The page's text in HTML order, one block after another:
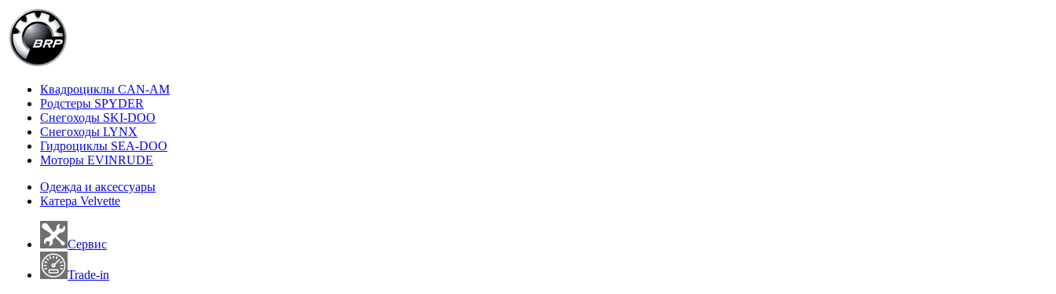
Квадроциклы CAN-AM
Родстеры SPYDER
Снегоходы SKI-DOO
Снегоходы LYNX
Гидроциклы SEA-DOO
Моторы EVINRUDE
Одежда и аксессуары
Катера Velvette
Сервис
Trade-in